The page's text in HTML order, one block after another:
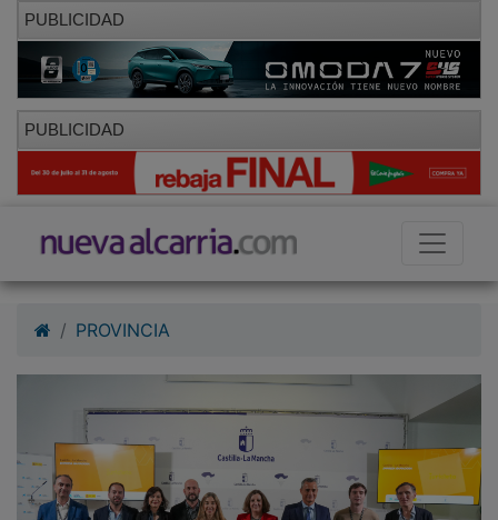
PUBLICIDAD
PUBLICIDAD